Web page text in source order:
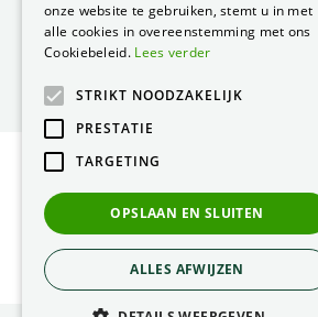
0499 57 40 80
F. 0499 57 40 84
E.peacock@peacock.nl
Privacy Statement
Green Solutions
onze website te gebruiken, stemt u in met
alle cookies in overeenstemming met ons
Cookiebeleid. Lees verder
STRIKT NOODZAKELIJK
PRESTATIE
TARGETING
OPSLAAN EN SLUITEN
ALLES AFWIJZEN